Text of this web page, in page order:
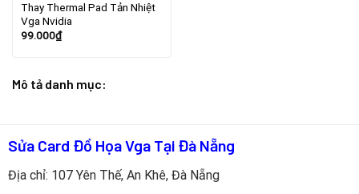
Thay Thermal Pad Tản Nhiệt
Vga Nvidia
99.000₫
Mô tả danh mục:
Sửa Card Đồ Họa Vga Tại Đà Nẵng
Địa chỉ: 107 Yên Thế, An Khê, Đà Nẵng